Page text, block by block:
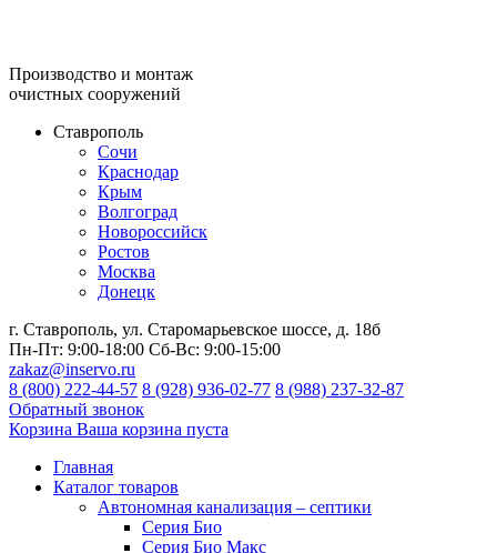
Производство и монтаж
очистных сооружений
Ставрополь
Сочи
Краснодар
Крым
Волгоград
Новороссийск
Ростов
Москва
Донецк
г. Ставрополь, ул. Старомарьевское шоссе, д. 18б
Пн-Пт: 9:00-18:00 Сб-Вс: 9:00-15:00
zakaz@inservo.ru
8 (800) 222-44-57 8 (928) 936-02-77 8 (988) 237-32-87
Обратный звонок
Корзина Ваша корзина пуста
Главная
Каталог товаров
Автономная канализация – септики
Серия Био
Серия Био Макс